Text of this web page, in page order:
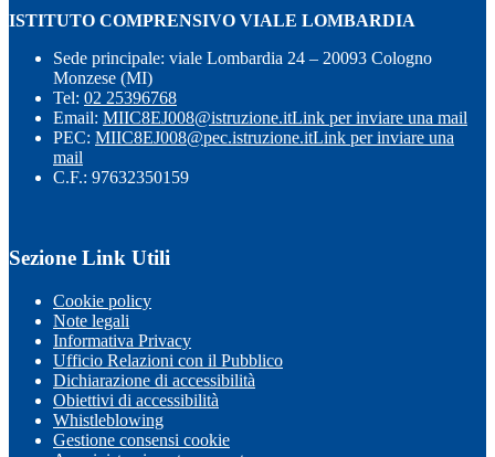
ISTITUTO COMPRENSIVO VIALE LOMBARDIA
Sede principale: viale Lombardia 24 – 20093 Cologno
Monzese (MI)
Tel: 02 25396768
Email: MIIC8EJ008@istruzione.itLink per inviare una mail
PEC: MIIC8EJ008@pec.istruzione.itLink per inviare una
mail
C.F.: 97632350159
Sezione Link Utili
Cookie policy
Note legali
Informativa Privacy
Ufficio Relazioni con il Pubblico
Dichiarazione di accessibilità
Obiettivi di accessibilità
Whistleblowing
Gestione consensi cookie